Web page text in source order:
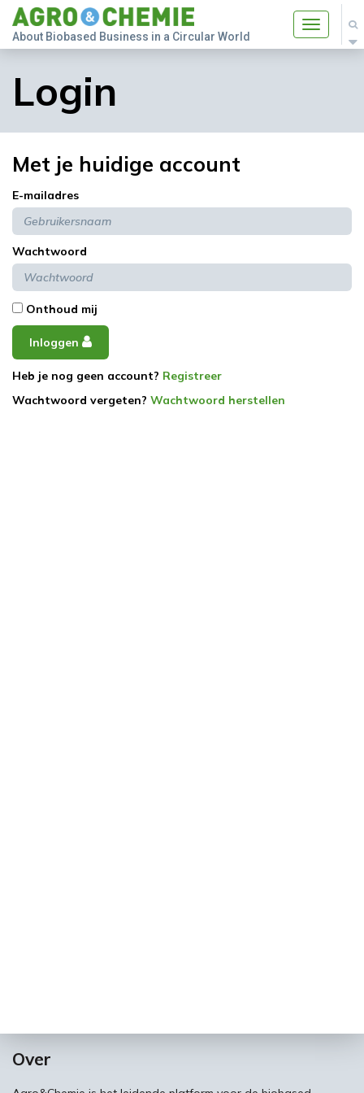
Toggle
About Biobased Business in a Circular World
Login
Met je huidige account
E-mailadres
Wachtwoord
Onthoud mij
Inloggen
Heb je nog geen account? Registreer
Wachtwoord vergeten? Wachtwoord herstellen
Over